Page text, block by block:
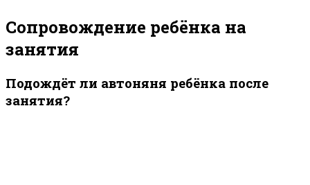
Сопровождение ребёнка на
занятия
Подождёт ли автоняня ребёнка после
занятия?